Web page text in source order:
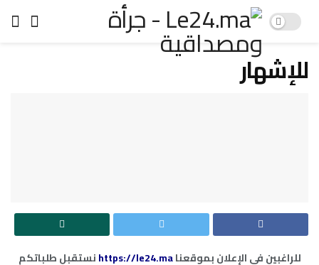
للإشهار
للراغبين في الإعلان بموقعناhttps://le24.maنستقبل طلباتكم